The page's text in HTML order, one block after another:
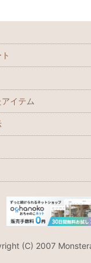
イテム
(C) 2007